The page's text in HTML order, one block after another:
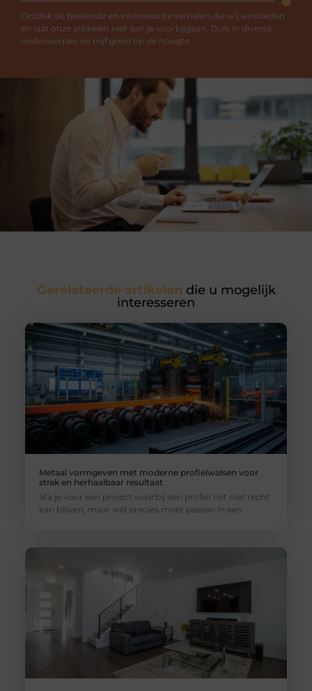
Ontdek de boeiende en interessante verhalen die wij aanbieden
en laat onze artikelen niet aan je voorbijgaan. Duik in diverse
onderwerpen en blijf goed op de hoogte.
Gerelateerde artikelen die u mogelijk
interesseren
Metaal vormgeven met moderne profielwalsen voor
strak en herhaalbaar resultaat
Sta je voor een project waarbij een profiel net niet recht
kan blijven, maar wél precies moet passen in een